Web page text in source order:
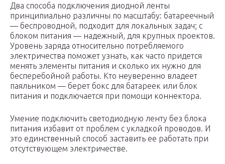
Два способа подключения диодной ленты
принципиально различны по масштабу: батареечный
— беспроводной, подходит для локальных задач; с
блоком питания — надежный, для крупных проектов.
Уровень заряда относительно потребляемого
электричества поможет узнать, как часто придется
менять элементы питания и сколько их нужно для
бесперебойной работы. Кто неуверенно владеет
паяльником — берет бокс для батареек или блок
питания и подключается при помощи коннектора.
Умение подключить светодиодную ленту без блока
питания избавит от проблем с укладкой проводов. И
это единственный способ заставить ее работать при
отсутствующем электричестве.